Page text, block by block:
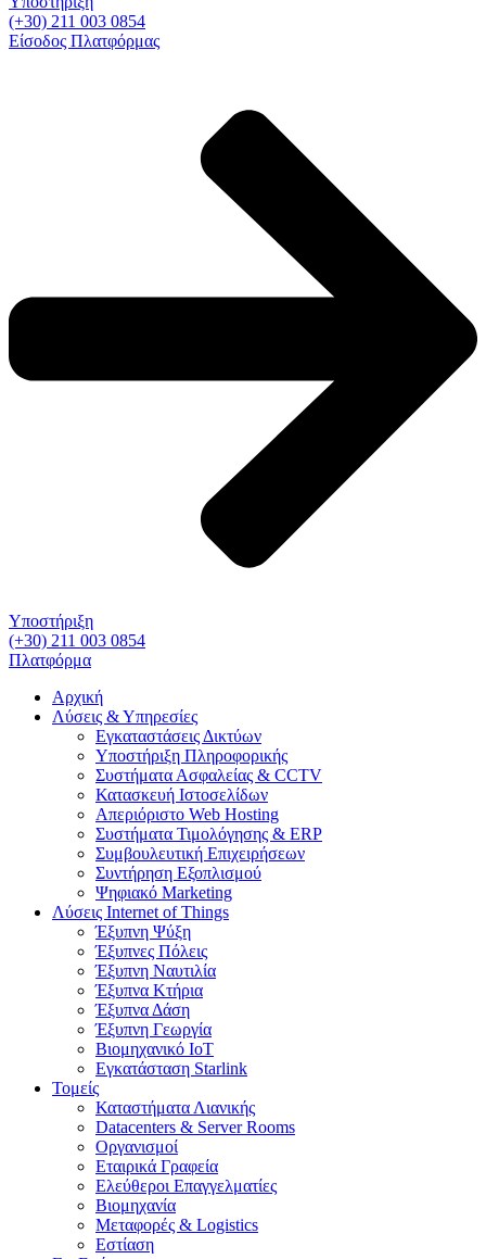
(+30) 211 003 0854
Είσοδος Πλατφόρμας
Υποστήριξη
(+30) 211 003 0854
Πλατφόρμα
Αρχική
Λύσεις & Υπηρεσίες
Εγκαταστάσεις Δικτύων
Υποστήριξη Πληροφορικής
Συστήματα Ασφαλείας & CCTV
Κατασκευή Ιστοσελίδων
Απεριόριστο Web Hosting
Συστήματα Τιμολόγησης & ERP
Συμβουλευτική Επιχειρήσεων
Συντήρηση Εξοπλισμού
Ψηφιακό Marketing
Λύσεις Internet of Things
Έξυπνη Ψύξη
Έξυπνες Πόλεις
Έξυπνη Ναυτιλία
Έξυπνα Κτήρια
Έξυπνα Δάση
Έξυπνη Γεωργία
Βιομηχανικό IoT
Εγκατάσταση Starlink
Τομείς
Καταστήματα Λιανικής
Datacenters & Server Rooms
Οργανισμοί
Εταιρικά Γραφεία
Ελεύθεροι Επαγγελματίες
Βιομηχανία
Μεταφορές & Logistics
Εστίαση